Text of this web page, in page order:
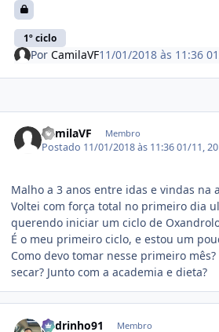
1º ciclo
PorCamilaVF11/01/2018 às 11:36
CamilaVF Membro
Postado 11/01/2018 às 11:3601/11,
Malho a 3 anos entre idas e vindas na
Voltei com força total no primeiro dia
querendo iniciar um ciclo de
É o meu primeiro ciclo, e estou um
Como devo tomar nesse primeiro
secar? Junto com a academia e dieta?
pedrinho91 Membro